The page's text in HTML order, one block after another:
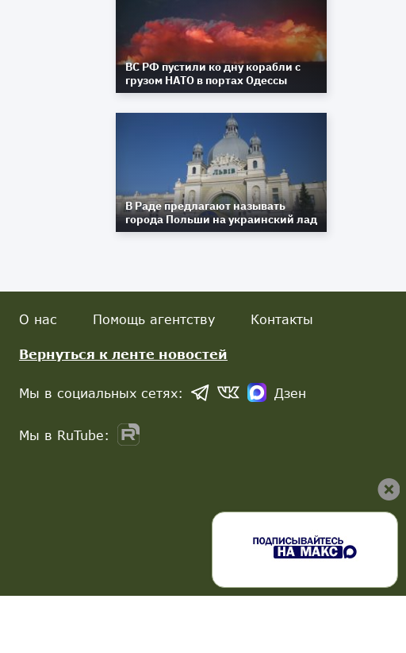
ВС РФ пустили ко дну корабли с
грузом НАТО в портах Одессы
В Раде предлагают называть
города Польши на украинский лад
О нас Помощь агентству Контакты
Вернуться к ленте новостей
Мы в социальных сетях: Дзен
Мы в RuTube: